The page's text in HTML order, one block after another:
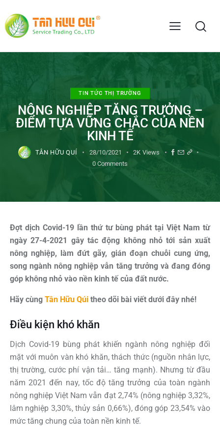
TIN TỨC THỊ TRƯỜNG
NÔNG NGHIỆP TĂNG TRƯỞNG –
ĐIỂM TỰA VỮNG CHẮC CỦA NỀN
KINH TẾ
TÂN HỮU QUÍ 28/10/2021 2K Views
0 Comments
Đợt dịch Covid-19 lần thứ tư bùng phát tại Việt Nam từ
ngày 27-4-2021 gây tác động không nhỏ tới sản xuất
nông nghiệp, làm đứt gãy, gián đoạn chuỗi cung ứng,
song ngành nông nghiệp vẫn tăng trưởng và đang đóng
góp không nhỏ vào nền kinh tế của đất nước.
Hãy cùng Tân Hữu Qúi theo dõi bài viết dưới đây nhé!
Điều kiện khó khăn
Dịch Covid-19 bùng phát khiến ngành nông nghiệp đối
mặt với muôn vàn khó khăn, thách thức (nguồn nhân lực,
thị trường, cước phí vận tải… tăng mạnh). Nhưng từ đầu
năm 2021 đến nay, tốc độ tăng trưởng của toàn ngành
nông nghiệp Việt Nam vẫn đạt 2,74% (nông nghiệp 3,32%,
lâm nghiệp 3,30%, thủy sản 0,66%), đóng góp 23,54% vào
mức tăng chung của toàn nền kinh tế.